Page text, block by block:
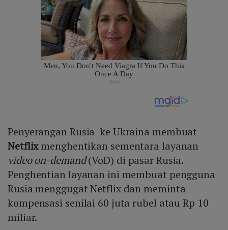
Penyerangan Rusia ke Ukraina membuat
Netflixmenghentikan sementara layanan
video on-demand(VoD) di pasar Rusia.
Penghentian layanan ini membuat pengguna
Rusia menggugat Netflix dan meminta
kompensasi senilai 60 juta rubel atau Rp 10
miliar.